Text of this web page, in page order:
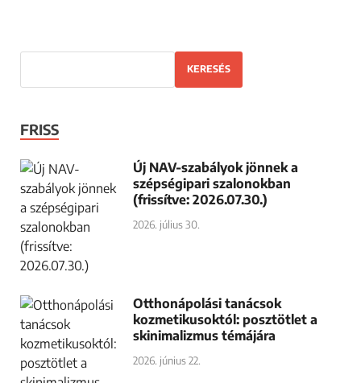
KERESÉS
FRISS
Új NAV-szabályok jönnek a
szépségipari szalonokban
(frissítve: 2026.07.30.)
2026. július 30.
Otthonápolási tanácsok
kozmetikusoktól: posztötlet a
skinimalizmus témájára
2026. június 22.